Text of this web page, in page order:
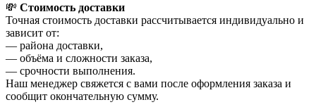
💸 Стоимость доставки
Точная стоимость доставки рассчитывается индивидуально и
зависит от:
— района доставки,
— объёма и сложности заказа,
— срочности выполнения.
Наш менеджер свяжется с вами после оформления заказа и
сообщит окончательную сумму.